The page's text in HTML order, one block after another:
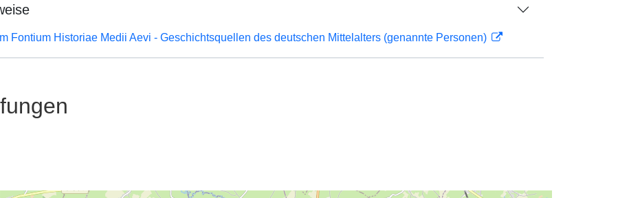
Fontium Historiae Medii Aevi - Geschichtsquellen des deutschen Mittelalters (genannte Personen)